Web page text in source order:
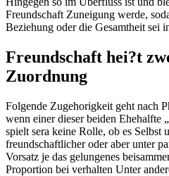
Freundschaft Zuneigung werde,
Beziehung oder die Gesamtheit sei
Freundschaft hei?t
Zuordnung
Folgende Zugehorigkeit geht nach
wenn einer dieser beiden Ehehalfte
spielt sera keine Rolle, ob es Selbst
freundschaftlicher oder aber unter
Vorsatz je das gelungenes
Proportion bei verhalten Unter